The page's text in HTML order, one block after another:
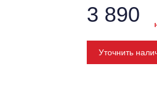
3 890
Уточнить